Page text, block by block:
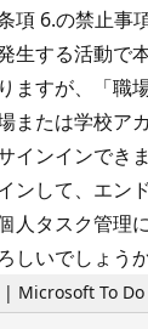
項 6.の禁止事
生する活動で
ますが、「職
または学校ア
インインでき
ンして、エン
人タスク管理
しいでしょう
Microsoft To Do